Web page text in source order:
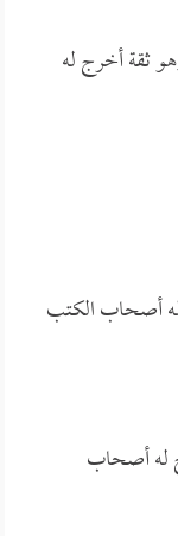
ثقة أخرج له
أصحاب الكتب
له أصحاب